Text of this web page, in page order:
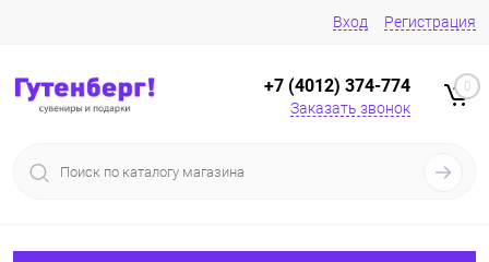
Вход Регистрация
+7 (4012) 374-774
Заказать звонок
0